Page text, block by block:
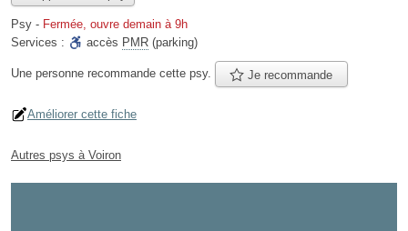
Psy - Fermée, ouvre demain à 9h
Services :
accès PMR (parking)
Une personne recommande cette psy. Je recommande
Améliorer cette fiche
Autres psys à Voiron